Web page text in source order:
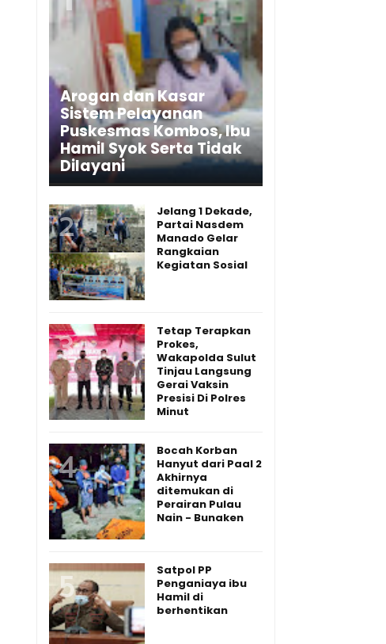
Arogan dan Kasar
Sistem Pelayanan
Puskesmas Kombos, Ibu
Hamil Syok Serta Tidak
Dilayani
Jelang 1 Dekade,
Partai Nasdem
Manado Gelar
Rangkaian
Kegiatan Sosial
Tetap Terapkan
Prokes,
Wakapolda Sulut
Tinjau Langsung
Gerai Vaksin
Presisi Di Polres
Minut
Bocah Korban
Hanyut dari Paal 2
Akhirnya
ditemukan di
Perairan Pulau
Nain - Bunaken
Satpol PP
Penganiaya ibu
Hamil di
berhentikan